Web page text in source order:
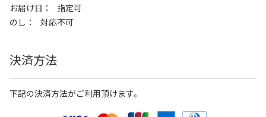
お届け日
指定可
のし
対応不可
決済方法
下記の決済方法がご利用頂けます。